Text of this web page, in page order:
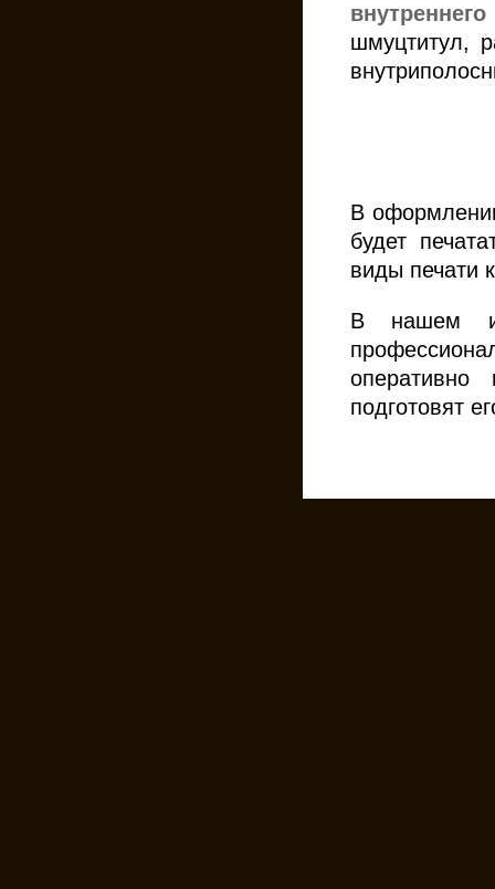
шмуцтитул,
В
будет
виды печати
В нашем
подготовят